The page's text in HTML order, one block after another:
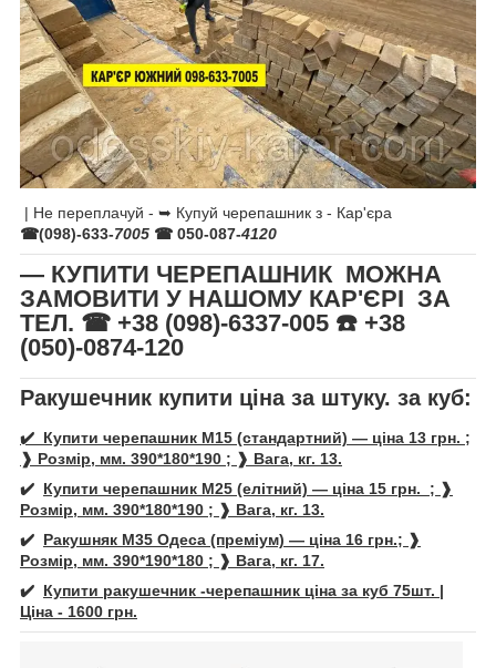
| Не переплачуй - ➥ Купуй черепашник з - Кар'єра
☎(098)-633-7005 ☎ 050-087-4120
— КУПИТИ ЧЕРЕПАШНИК МОЖНА
ЗАМОВИТИ У НАШОМУ КАР'ЄРІ ЗА
ТЕЛ. ☎ +38 (098)-6337-005 ☎️ +38
(050)-0874-120
Ракушечник купити ціна за штуку. за куб:
✔️ Купити черепашник М15 (стандартний) — ціна 13 грн. ;
❱ Розмір, мм. 390*180*190 ; ❱ Вага, кг. 13.
✔️ Купити черепашник М25 (елітний) — ціна 15 грн. ; ❱
Розмір, мм. 390*180*190 ; ❱ Вага, кг. 13.
✔️ Ракушняк М35 Одеса (преміум) — ціна 16 грн.; ❱
Розмір, мм. 390*190*180 ; ❱ Вага, кг. 17.
✔️ Купити ракушечник -черепашник ціна за куб 75шт. |
Ціна - 1600 грн.